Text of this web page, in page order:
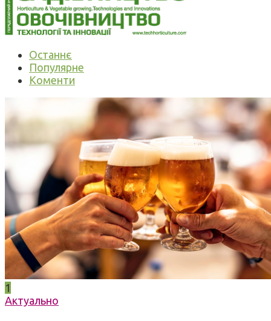
Останнє
Популярне
Коменти
1
Актуально